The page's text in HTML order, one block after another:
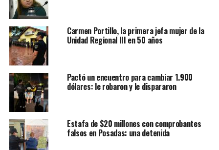
Carmen Portillo, la primera jefa mujer de la
Unidad Regional III en 50 años
Pactó un encuentro para cambiar 1.900
dólares: le robaron y le dispararon
Estafa de $20 millones con comprobantes
falsos en Posadas: una detenida